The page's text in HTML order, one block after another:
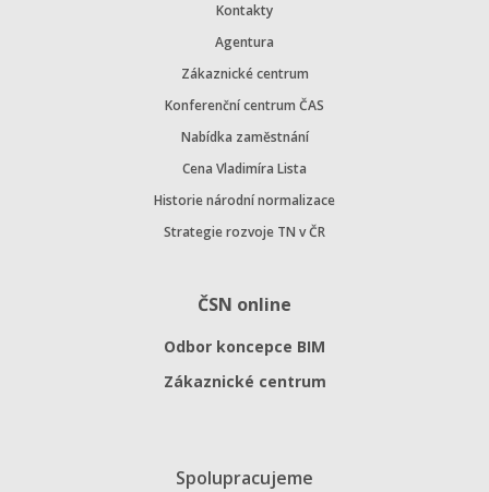
Kontakty
Agentura
Zákaznické centrum
Konferenční centrum ČAS
Nabídka zaměstnání
Cena Vladimíra Lista
Historie národní normalizace
Strategie rozvoje TN v ČR
ČSN online
Odbor koncepce BIM
Zákaznické centrum
Spolupracujeme